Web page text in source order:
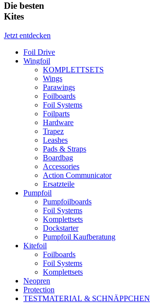
Die besten
Kites
Jetzt entdecken
Foil Drive
Wingfoil
KOMPLETTSETS
Wings
Parawings
Foilboards
Foil Systems
Foilparts
Hardware
Trapez
Leashes
Pads & Straps
Boardbag
Accessories
Action Communicator
Ersatzteile
Pumpfoil
Pumpfoilboards
Foil Systems
Komplettsets
Dockstarter
Pumpfoil Kaufberatung
Kitefoil
Foilboards
Foil Systems
Komplettsets
Neopren
Protection
TESTMATERIAL & SCHNÄPPCHEN